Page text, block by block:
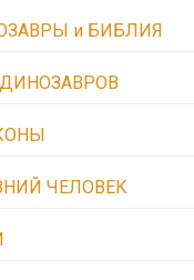
и БИБЛИЯ
ЧЕЛОВЕК